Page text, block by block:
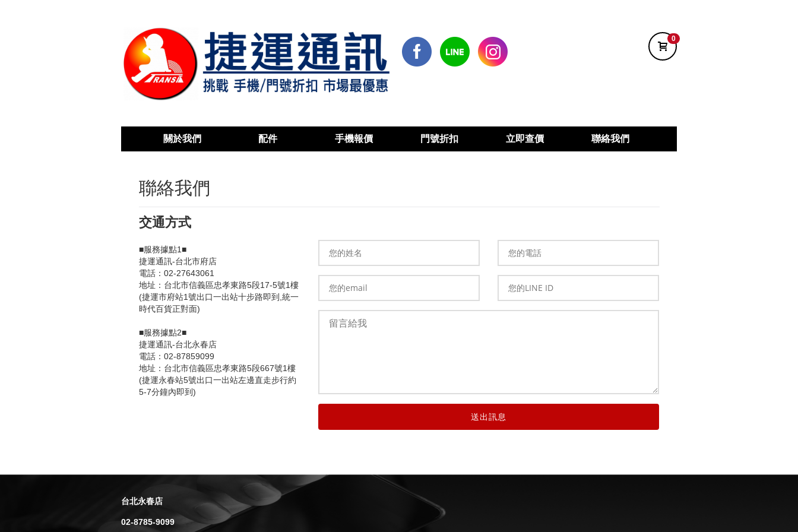
0
關於我們 配件 手機報價 門號折扣 立即查價 聯絡我們
聯絡我們
交通方式
■服務據點1■
捷運通訊-台北市府店
電話：02-27643061
地址：台北市信義區忠孝東路5段17-5號1樓
(捷運市府站1號出口一出站十步路即到,統一
時代百貨正對面)
■服務據點2■
捷運通訊-台北永春店
電話：02-87859099
地址：台北市信義區忠孝東路5段667號1樓
(捷運永春站5號出口一出站左邊直走步行約
5-7分鐘內即到)
台北永春店
02-8785-9099